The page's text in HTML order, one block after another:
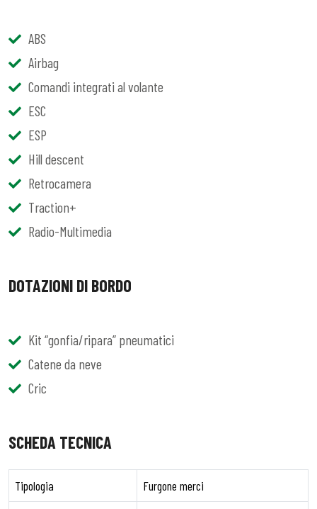
ABS
Airbag
Comandi integrati al volante
ESC
ESP
Hill descent
Retrocamera
Traction+
Radio-Multimedia
DOTAZIONI DI BORDO
Kit “gonfia/ripara” pneumatici
Catene da neve
Cric
SCHEDA TECNICA
Tipologia Furgone merci